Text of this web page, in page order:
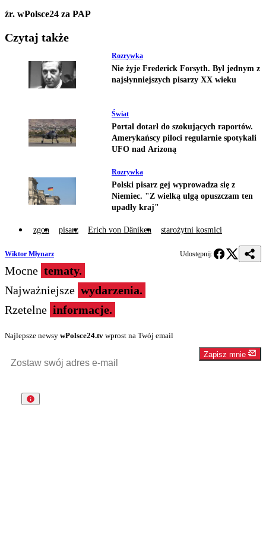
źr. wPolsce24 za PAP
Czytaj także
Rozrywka
Nie żyje Frederick Forsyth. Był jednym z
najsłynniejszych pisarzy XX wieku
Świat
Portal dotarł do szokujących raportów.
Amerykańscy piloci regularnie spotykali
UFO nad Arizoną
Rozrywka
Polski pisarz gej wyprowadza się z
Niemiec. "Z wielką ulgą opuszczam ten
upadły kraj"
zgon pisarz Erich von Däniken starożytni kosmici
Wiktor Młynarz Udostępnij:
Mocne tematy.
Najważniejsze wydarzenia.
Rzetelne informacje.
Najlepsze newsy wPolsce24.tv wprost na Twój email
Zapisz mnie